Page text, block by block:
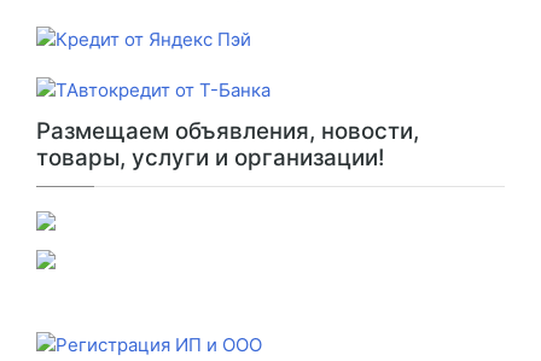
Размещаем объявления, новости,
товары, услуги и организации!